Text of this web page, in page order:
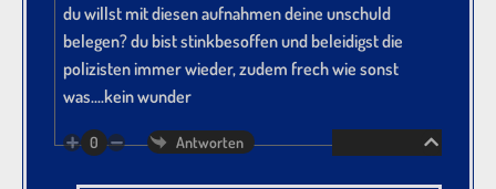
du willst mit diesen aufnahmen deine unschuld
belegen? du bist stinkbesoffen und beleidigst die
polizisten immer wieder, zudem frech wie sonst
was….kein wunder
0 Antworten